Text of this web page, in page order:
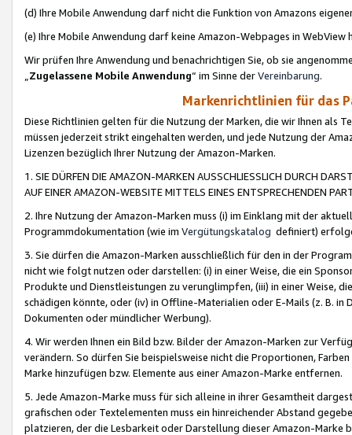
(d) Ihre Mobile Anwendung darf nicht die Funktion von Amazons
(e) Ihre Mobile Anwendung darf keine Amazon-Webpages in WebView
Wir prüfen Ihre Anwendung und benachrichtigen Sie, ob sie
„Zugelassene Mobile Anwendung“ im Sinne derVereinbarung.
Markenrichtlinien für das
Diese Richtlinien gelten für die Nutzung der Marken, die wir Ihnen als
müssen jederzeit strikt eingehalten werden, und jede Nutzung der
Lizenzen bezüglich Ihrer Nutzung der Amazon-Marken.
1. SIE DÜRFEN DIE AMAZON-MARKEN AUSSCHLIESSLICH DURCH
AUF EINER AMAZON-WEBSITE MITTELS EINES ENTSPRECHENDEN
2. Ihre Nutzung der Amazon-Marken muss (i) im Einklang mit der
Programmdokumentation (wie im Vergütungskatalog definiert)
3. Sie dürfen die Amazon-Marken ausschließlich für den in der
nicht wie folgt nutzen oder darstellen: (i) in einer Weise, die ein
Produkte und Dienstleistungen zu verunglimpfen, (iii) in einer Weise,
schädigen könnte, oder (iv) in Offline-Materialien oder E-Mails (z. B. in
Dokumenten oder mündlicher Werbung).
4. Wir werden Ihnen ein Bild bzw. Bilder der Amazon-Marken zur
verändern. So dürfen Sie beispielsweise nicht die Proportionen,
Marke hinzufügen bzw. Elemente aus einer Amazon-Marke entfernen.
5. Jede Amazon-Marke muss für sich alleine in ihrer Gesamtheit
grafischen oder Textelementen muss ein hinreichender Abstand
platzieren, der die Lesbarkeit oder Darstellung dieser Amazon-Marke